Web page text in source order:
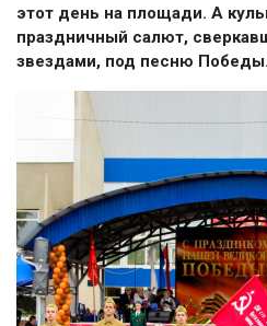
этот день на площади. А
праздничный салют,
звездами, под песню Победы.